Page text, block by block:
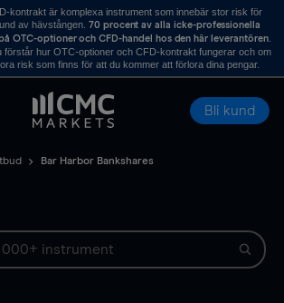
kontrakt är komplexa instrument som innebär stor risk för
av hävstången. 70 procent av alla icke-professionella
OTC-optioner och CFD-handel hos den här leverantören.
förstår hur OTC-optioner och CFD-kontrakt fungerar och om
risk som finns för att du kommer att förlora dina pengar.
Bli kund
Bar Harbor Bankshares